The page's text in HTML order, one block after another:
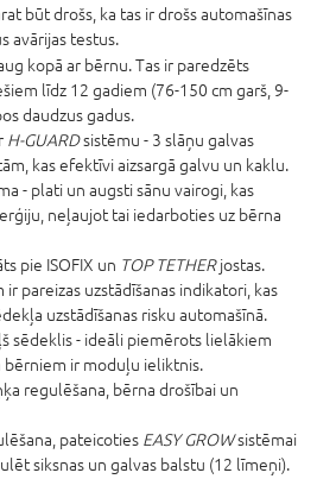
būt drošs, ka tas ir drošs automašīnas
avārijas testus.
kopā ar bērnu. Tas ir paredzēts
līdz 12 gadiem (76-150 cm garš, 9-
daudzus gadus.
H-GUARDsistēmu - 3 slāņu galvas
kas efektīvi aizsargā galvu un kaklu.
- plati un augsti sānu vairogi, kas
neļaujot tai iedarboties uz bērna
pie ISOFIX un TOP TETHERjostas.
pareizas uzstādīšanas indikatori, kas
uzstādīšanas risku automašīnā.
sēdeklis - ideāli piemērots lielākiem
bērniem ir moduļu ieliktnis.
regulēšana, bērna drošībai un
pateicoties EASY GROWsistēmai
siksnas un galvas balstu (12 līmeņi).